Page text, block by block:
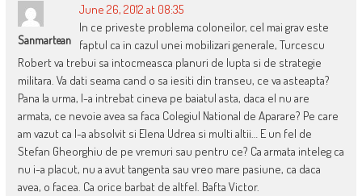
Sanmartean
June 26, 2012 at 08:35
In ce priveste problema coloneilor, cel mai grav este
faptul ca in cazul unei mobilizari generale, Turcescu
Robert va trebui sa intocmeasca planuri de lupta si de strategie
militara. Va dati seama cand o sa iesiti din transeu, ce va asteapta?
Pana la urma, l-a intrebat cineva pe baiatul asta, daca el nu are
armata, ce nevoie avea sa faca Colegiul National de Aparare? Pe care
am vazut ca l-a absolvit si Elena Udrea si multi altii… E un fel de
Stefan Gheorghiu de pe vremuri sau pentru ce? Ca armata inteleg ca
nu i-a placut, nu a avut tangenta sau vreo mare pasiune, ca daca
avea, o facea. Ca orice barbat de altfel. Bafta Victor.